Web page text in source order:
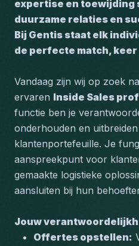
expertise en toewijding
duurzame relaties en
Bij Gentis staat elk
de perfecte match,
Vandaag zijn wij op zoek
ervaren Inside Sales
functie ben je
onderhouden en
klantenportefeuille. Je
aanspreekpunt voor
gemaakte logistieke
aansluiten bij hun
Jouw
Offertes opstellen: